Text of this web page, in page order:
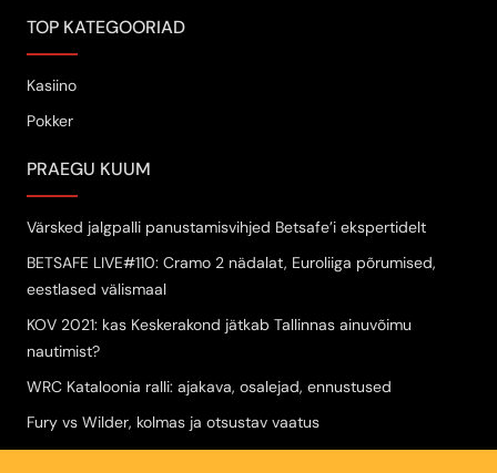
TOP KATEGOORIAD
Kasiino
Pokker
PRAEGU KUUM
Värsked jalgpalli panustamisvihjed Betsafe’i ekspertidelt
BETSAFE LIVE#110: Cramo 2 nädalat, Euroliiga põrumised,
eestlased välismaal
KOV 2021: kas Keskerakond jätkab Tallinnas ainuvõimu
nautimist?
WRC Kataloonia ralli: ajakava, osalejad, ennustused
Fury vs Wilder, kolmas ja otsustav vaatus